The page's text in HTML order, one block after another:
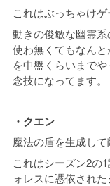
これはぶっちゃけ
動きの俊敏な幽霊
使わ無くてもなんと
を中盤くらいまで
念技になってます。
・クエン
魔法の盾を生成して
これはシーズン2の
ォレスに憑依され